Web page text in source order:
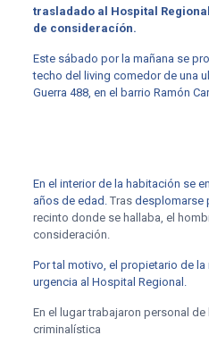
trasladado al Hospital
de consideracíón.
Este sábado por la mañana se
techo del living comedor de una
Guerra 488, en el barrio Ramón
En el interior de la habitación se
años de edad.Tras desplomarse
recinto donde se hallaba, el
consideración.
Por tal motivo, el propietario de
urgencia al Hospital Regional.
En el lugar trabajaron personal
criminalística